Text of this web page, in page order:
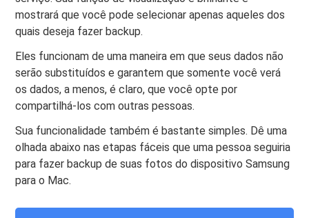
mostrará que você pode selecionar apenas aqueles dos
quais deseja fazer backup.
Eles funcionam de uma maneira em que seus dados não
serão substituídos e garantem que somente você verá
os dados, a menos, é claro, que você opte por
compartilhá-los com outras pessoas.
Sua funcionalidade também é bastante simples. Dê uma
olhada abaixo nas etapas fáceis que uma pessoa seguiria
para fazer backup de suas fotos do dispositivo Samsung
para o Mac.